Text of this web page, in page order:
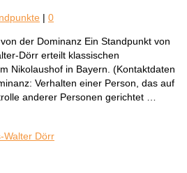
| 0
der Dominanz Ein Standpunkt von
Dörr erteilt klassischen
Nikolaushof in Bayern. (Kontaktdaten
Verhalten einer Person, das auf
anderer Personen gerichtet …
Walter Dörr